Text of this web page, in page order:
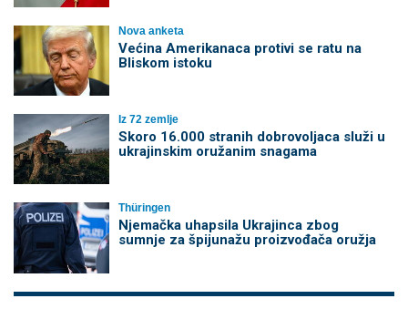
Nova anketa
Većina Amerikanaca protivi se ratu na
Bliskom istoku
Iz 72 zemlje
Skoro 16.000 stranih dobrovoljaca služi u
ukrajinskim oružanim snagama
Thüringen
Njemačka uhapsila Ukrajinca zbog
sumnje za špijunažu proizvođača oružja